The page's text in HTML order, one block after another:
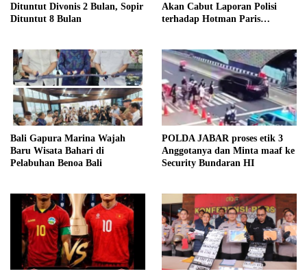
Dituntut Divonis 2 Bulan, Sopir
Dituntut 8 Bulan
Akan Cabut Laporan Polisi
terhadap Hotman Paris
Bali Gapura Marina Wajah
Baru Wisata Bahari di
Pelabuhan Benoa Bali
POLDA JABAR proses etik 3
Anggotanya dan Minta maaf ke
Security Bundaran HI